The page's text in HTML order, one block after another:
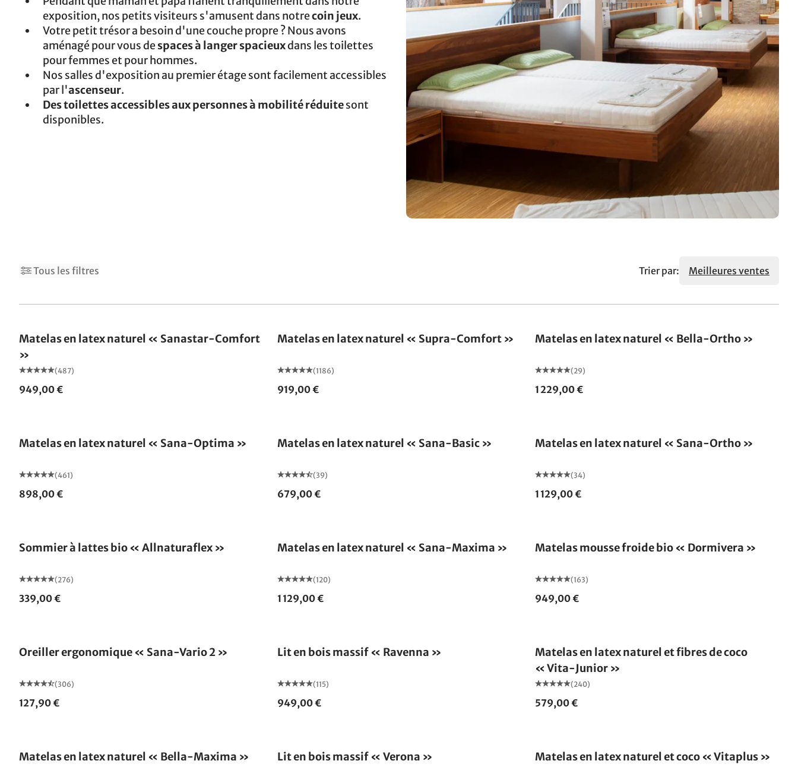
exposition, nos petits visiteurs s'amusent dans notrecoin jeux.
Votre petit trésor a besoin d'une couche propre ? Nous avons
aménagé pour vous despaces à langer spacieuxdans les toilettes
pour femmes et pour hommes.
Nos salles d'exposition au premier étage sont facilement accessibles
par l'ascenseur.
Des toilettes accessibles aux personnes à mobilité réduitesont
disponibles.
Tous les filtres Trier par: Meilleures ventes
Matelas en latex naturel « Sanastar-Comfort
»
(487)
949,00 €
Matelas en latex naturel « Supra-Comfort »
(1186)
919,00 €
Matelas en latex naturel « Bella-Ortho »
(29)
1 229,00 €
Matelas en latex naturel « Sana-Optima »
(461)
898,00 €
Matelas en latex naturel « Sana-Basic »
(39)
679,00 €
Matelas en latex naturel « Sana-Ortho »
(34)
1 129,00 €
Sommier à lattes bio « Allnaturaflex »
(276)
339,00 €
Matelas en latex naturel « Sana-Maxima »
(120)
1 129,00 €
Matelas mousse froide bio « Dormivera »
(163)
949,00 €
Oreiller ergonomique « Sana-Vario 2 »
(306)
127,90 €
Lit en bois massif « Ravenna »
(115)
949,00 €
Matelas en latex naturel et fibres de coco
« Vita-Junior »
(240)
579,00 €
Matelas en latex naturel « Bella-Maxima » Lit en bois massif « Verona » Matelas en latex naturel et coco « Vitaplus »